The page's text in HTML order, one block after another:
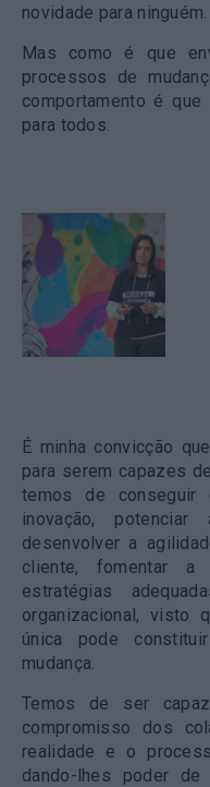
novidade para ninguém.
Mas como é que
processos de
comportamento é
para todos.
É minha convicção
para serem capazes
temos de conseguir
inovação,
desenvolver a
cliente, fomentar a
estratégias
organizacional, visto
única pode
mudança.
Temos de ser
compromisso dos
realidade e o
dando-lhes poder